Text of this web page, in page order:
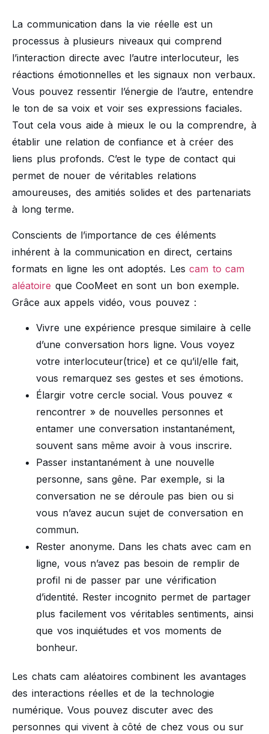
La communication dans la vie réelle est un
processus à plusieurs niveaux qui comprend
l’interaction directe avec l’autre interlocuteur, les
réactions émotionnelles et les signaux non verbaux.
Vous pouvez ressentir l’énergie de l’autre, entendre
le ton de sa voix et voir ses expressions faciales.
Tout cela vous aide à mieux le ou la comprendre, à
établir une relation de confiance et à créer des
liens plus profonds. C’est le type de contact qui
permet de nouer de véritables relations
amoureuses, des amitiés solides et des partenariats
à long terme.
Conscients de l’importance de ces éléments
inhérent à la communication en direct, certains
formats en ligne les ont adoptés. Lescam to cam
aléatoire que CooMeet en sont un bon exemple.
Grâce aux appels vidéo, vous pouvez :
Vivre une expérience presque similaire à celle
d’une conversation hors ligne. Vous voyez
votre interlocuteur(trice) et ce qu’il/elle fait,
vous remarquez ses gestes et ses émotions.
Élargir votre cercle social. Vous pouvez «
rencontrer » de nouvelles personnes et
entamer une conversation instantanément,
souvent sans même avoir à vous inscrire.
Passer instantanément à une nouvelle
personne, sans gêne. Par exemple, si la
conversation ne se déroule pas bien ou si
vous n’avez aucun sujet de conversation en
commun.
Rester anonyme. Dans les chats avec cam en
ligne, vous n’avez pas besoin de remplir de
profil ni de passer par une vérification
d’identité. Rester incognito permet de partager
plus facilement vos véritables sentiments, ainsi
que vos inquiétudes et vos moments de
bonheur.
Les chats cam aléatoires combinent les avantages
des interactions réelles et de la technologie
numérique. Vous pouvez discuter avec des
personnes qui vivent à côté de chez vous ou sur